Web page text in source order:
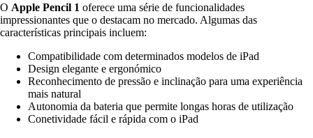
O Apple Pencil 1 oferece uma série de funcionalidades
impressionantes que o destacam no mercado. Algumas das
características principais incluem:
Compatibilidade com determinados modelos de iPad
Design elegante e ergonómico
Reconhecimento de pressão e inclinação para uma experiência
mais natural
Autonomia da bateria que permite longas horas de utilização
Conetividade fácil e rápida com o iPad